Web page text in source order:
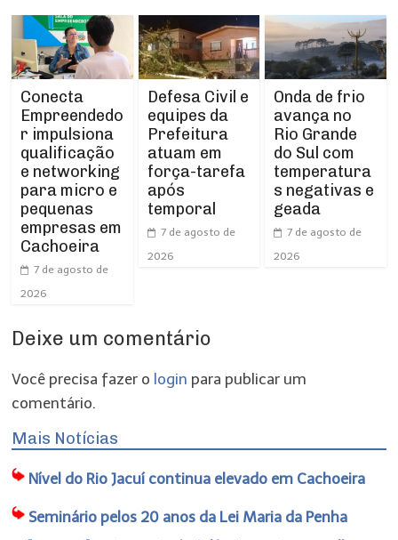
Conecta
Empreendedo
r impulsiona
qualificação
e networking
para micro e
pequenas
empresas em
Cachoeira
7 de agosto de
2026
Defesa Civil e
equipes da
Prefeitura
atuam em
força-tarefa
após
temporal
7 de agosto de
2026
Onda de frio
avança no
Rio Grande
do Sul com
temperatura
s negativas e
geada
7 de agosto de
2026
Deixe um comentário
Você precisa fazer o login para publicar um
comentário.
Mais Notícias
Nível do Rio Jacuí continua elevado em Cachoeira
Seminário pelos 20 anos da Lei Maria da Penha